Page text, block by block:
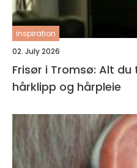
inspiration
02. July 2026
Frisør i Tromsø: Alt
hårklipp og hårpleie